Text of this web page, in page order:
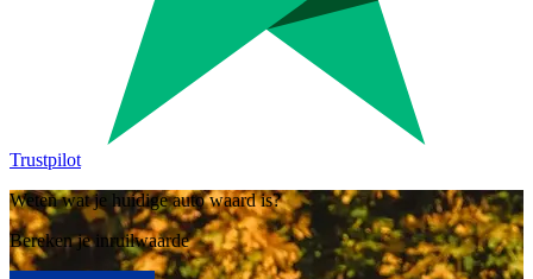
Trustpilot
Weten wat je huidige auto waard is?
Bereken je inruilwaarde